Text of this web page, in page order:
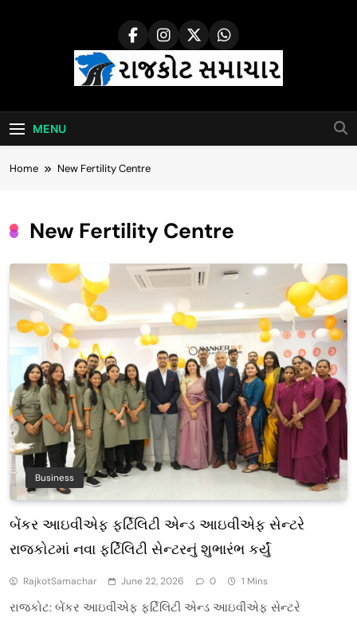
Rajkot Samachar
MENU
Home New Fertility Centre
New Fertility Centre
Business
બેંકર આઇવીએફ ફર્ટિલિટી એન્ડ આઇવીએફ સેન્ટરે
રાજકોટમાં નવા ફર્ટિલિટી સેન્ટરનું શુભારંભ કર્યું
RajkotSamachar June 22, 2026 0 1 Mins
રાજકોટ: બેંકર આઇવીએફ ફર્ટિલિટી એન્ડ આઇવીએફ સેન્ટરે